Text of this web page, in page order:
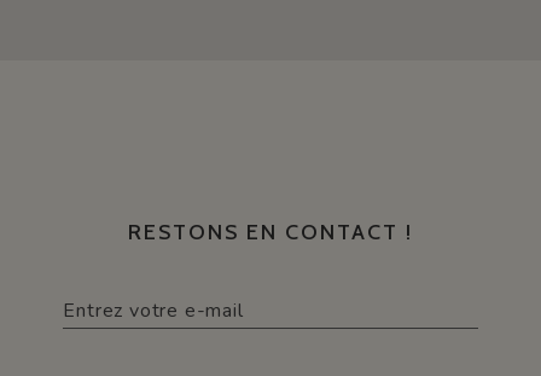
RESTONS EN CONTACT !